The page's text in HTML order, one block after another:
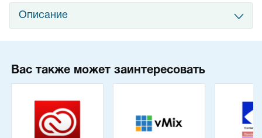
Описание
Вас также может заинтересовать